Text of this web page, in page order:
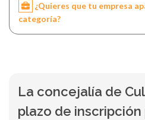
¿Quieres que tu empresa
categoría?
La concejalía de
plazo de inscripción